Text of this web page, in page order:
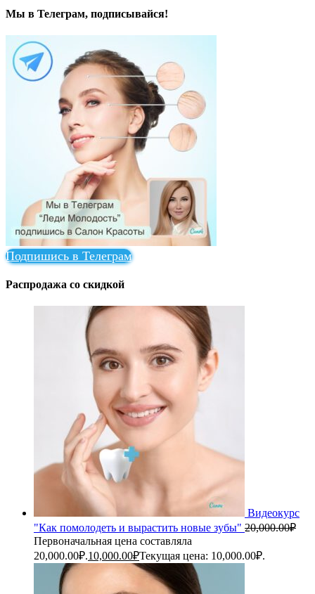
Мы в Телеграм, подписывайся!
Подпишись в Телеграм
Распродажа со скидкой
Видеокурс
"Как помолодеть и вырастить новые зубы" 20,000.00₽
Первоначальная цена составляла
20,000.00₽.10,000.00₽Текущая цена: 10,000.00₽.